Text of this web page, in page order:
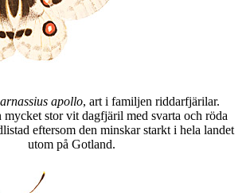
apollo, art i familjen riddarfjärilar.
stor vit dagfjäril med svarta och röda
eftersom den minskar starkt i hela landet
utom på Gotland.